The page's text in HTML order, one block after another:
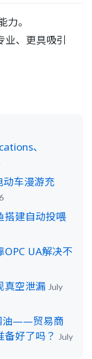
。
业、更具吸引
、
动车漫游充
搭建自动投喂
UA解决不
真空泄漏 July
油——贸易商
好了吗？
July